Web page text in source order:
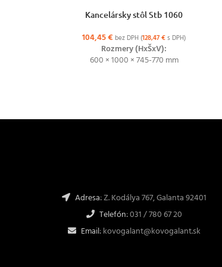
VÝBER MOŽNOSTÍKancelársky stôl Stb 1060
104,45€ bez DPH (128,47€s DPH)
Rozmery (HxŠxV):
600 × 1000 × 745-770 mm
Adresa:Z. Kodálya 767, Galanta 92401
Telefón:031 / 780 67 20
Email:kovogalant@kovogalant.sk